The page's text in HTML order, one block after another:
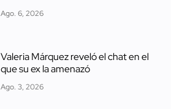
Ago. 6, 2026
Valeria Márquez reveló el chat en el
que su ex la amenazó
Ago. 3, 2026